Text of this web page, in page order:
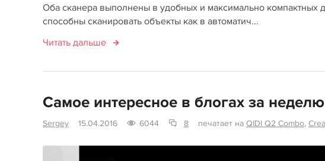
Оба сканера выполнены в удобных и максимально компактных
способны сканировать объекты как в автоматич...
Читать дальше
Самое интересное в блогах за
Sergey 15.04.2016 6044 8 печатает на QIDI Q2 Combo,